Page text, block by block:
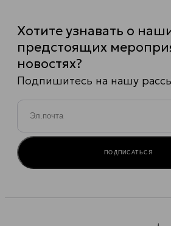
Хотите узнавать о
предстоящих
новостях?
Подпишитесь на нашу
Email
ПОДПИСАТЬСЯ